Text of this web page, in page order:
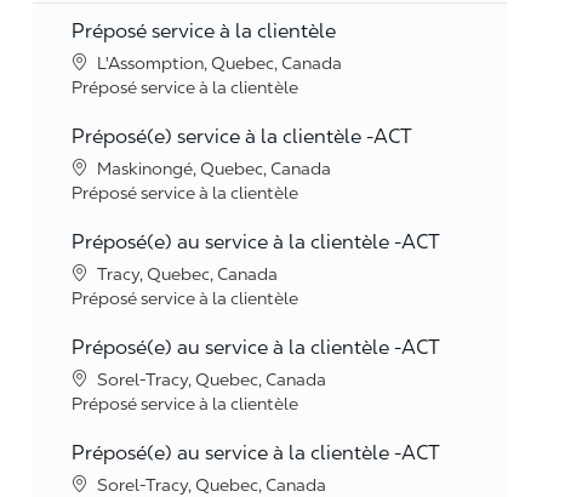
Préposé service à la clientèle
LieuL'Assomption, Quebec, Canada
Catégorie
Préposé service à la clientèle
Préposé(e) service à la clientèle -ACT
LieuMaskinongé, Quebec, Canada
Catégorie
Préposé service à la clientèle
Préposé(e) au service à la clientèle -ACT
LieuTracy, Quebec, Canada
Catégorie
Préposé service à la clientèle
Préposé(e) au service à la clientèle -ACT
LieuSorel-Tracy, Quebec, Canada
Catégorie
Préposé service à la clientèle
Préposé(e) au service à la clientèle -ACT
LieuSorel-Tracy, Quebec, Canada